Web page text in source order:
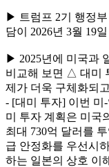
▶ 트럼프 2기 행정
담이 2026년 3월 19
▶ 2025년에 미국과
비교해 보면 △ 대미
제가 더욱 구체화되
- [대미 투자] 이번 미
미 투자 계획은 미국
최대 730억 달러를
급 안정화를 우선시
하는 일본의 상호 이